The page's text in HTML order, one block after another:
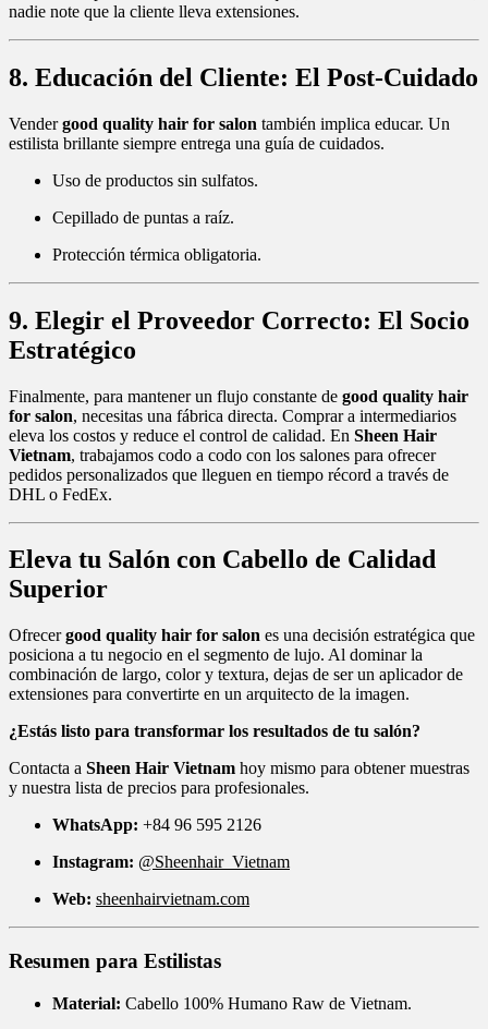
nadie note que la cliente lleva extensiones.
8. Educación del Cliente: El Post-Cuidado
Vendergood quality hair for salon también implica educar. Un
estilista brillante siempre entrega una guía de cuidados.
Uso de productos sin sulfatos.
Cepillado de puntas a raíz.
Protección térmica obligatoria.
9. Elegir el Proveedor Correcto: El Socio
Estratégico
Finalmente, para mantener un flujo constante de good quality hair
for salon, necesitas una fábrica directa. Comprar a intermediarios
eleva los costos y reduce el control de calidad. En Sheen Hair
Vietnam, trabajamos codo a codo con los salones para ofrecer
pedidos personalizados que lleguen en tiempo récord a través de
DHL o FedEx.
Eleva tu Salón con Cabello de Calidad
Superior
Ofrecergood quality hair for salon es una decisión estratégica que
posiciona a tu negocio en el segmento de lujo. Al dominar la
combinación de largo, color y textura, dejas de ser un aplicador de
extensiones para convertirte en un arquitecto de la imagen.
¿Estás listo para transformar los resultados de tu salón?
Contacta a Sheen Hair Vietnam hoy mismo para obtener muestras
y nuestra lista de precios para profesionales.
WhatsApp: +84 96 595 2126
Instagram: @Sheenhair_Vietnam
Web: sheenhairvietnam.com
Resumen para Estilistas
Material: Cabello 100% Humano Raw de Vietnam.